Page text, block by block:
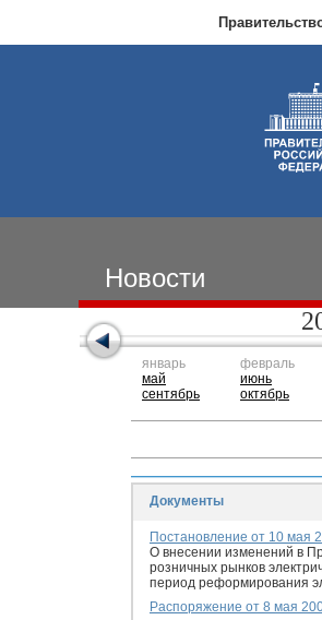
Новости
январь
май
сентябрь
февраль
июнь
октябрь
Документы
Постановление от 10 мая
О внесении изменений в
розничных рынков
период реформирования
Распоряжение от 8 мая